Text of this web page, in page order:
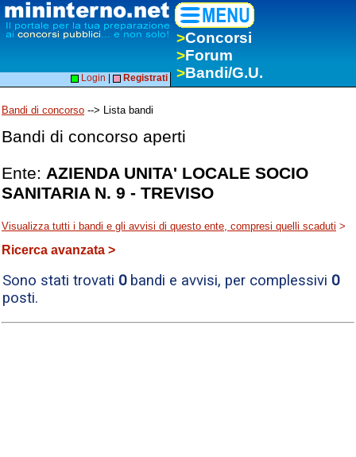
>Concorsi
>Forum
>Bandi/G.U.
Login Registrati
Bandi di concorso --> Lista bandi
Bandi di concorso aperti
Ente: AZIENDA UNITA' LOCALE SOCIO
SANITARIA N. 9 - TREVISO
Visualizza tutti i bandi e gli avvisi di questo ente, compresi quelli scaduti >
Ricerca avanzata >
Sono stati trovati 0bandi e avvisi, per complessivi 0
posti.